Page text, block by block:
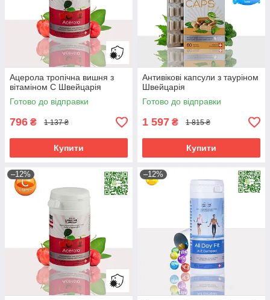
Ацерола тропічна вишня з
вітаміном С Швейцарія
Готово до відправки
796 ₴ 1 137 ₴
Купити
Антивікові капсули з тауріном
Швейцарія
Готово до відправки
1 597 ₴ 1 815 ₴
Купити
–12% –12%